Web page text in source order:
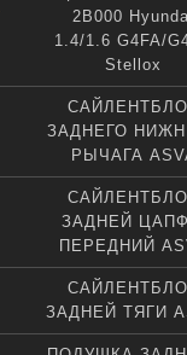
2B000
1.4/1.6 G4FA/
Stellox
ЗАДНЕГО
РЫЧАГА
ЗАДНЕЙ
ПЕРЕДНИЙ
ЗАДНЕЙ ТЯГИ